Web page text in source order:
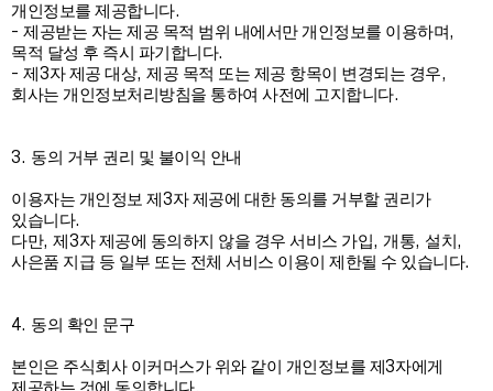
개인정보를 제공합니다.
- 제공받는 자는 제공 목적 범위 내에서만 개인정보를 이용하며,
목적 달성 후 즉시 파기합니다.
- 제 3자 제공 대상, 제공 목적 또는 제공 항목이 변경되는 경우,
회사는 개인정보처리방침을 통하여 사전에 고지합니다.
3. 동의 거부 권리 및 불이익 안내
이용자는 개인정보 제 3자 제공에 대한 동의를 거부할 권리가
있습니다.
다만, 제 3자 제공에 동의하지 않을 경우 서비스 가입, 개통, 설치 ,
사은품 지급 등 일부 또는 전체 서비스 이용이 제한될 수 있습니다.
4. 동의 확인 문구
본인은 주식회사 이커머스가 위와 같이 개인정보를 제 3자에게